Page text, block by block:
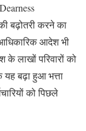
बढ़ोतरी करने का
आदेश भी
लाखों परिवारों को
बढ़ा हुआ भत्ता
को पिछले